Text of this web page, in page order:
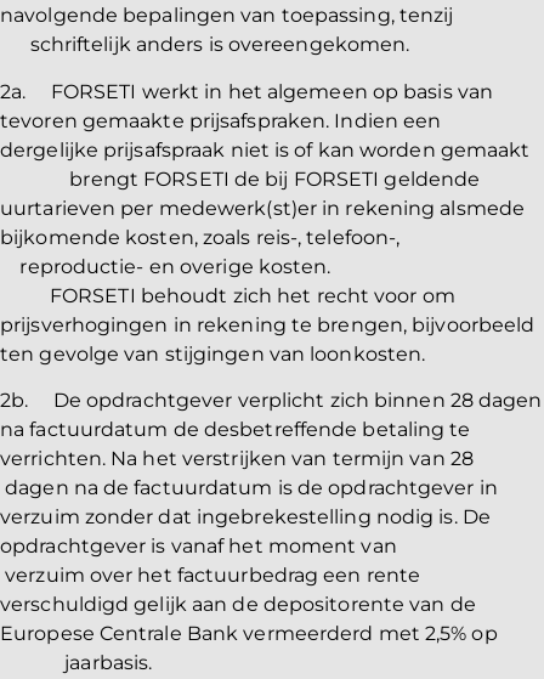
navolgende bepalingen van toepassing, tenzij
schriftelijk anders is overeengekomen.
2a. FORSETI werkt in het algemeen op basis van
tevoren gemaakte prijsafspraken. Indien een
dergelijke prijsafspraak niet is of kan worden gemaakt
brengt FORSETI de bij FORSETI geldende
uurtarieven per medewerk(st)er in rekening alsmede
bijkomende kosten, zoals reis-, telefoon-,
reproductie- en overige kosten.
FORSETI behoudt zich het recht voor om
prijsverhogingen in rekening te brengen, bijvoorbeeld
ten gevolge van stijgingen van loonkosten.
2b. De opdrachtgever verplicht zich binnen 28 dagen
na factuurdatum de desbetreffende betaling te
verrichten. Na het verstrijken van termijn van 28
dagen na de factuurdatum is de opdrachtgever in
verzuim zonder dat ingebrekestelling nodig is. De
opdrachtgever is vanaf het moment van
verzuim over het factuurbedrag een rente
verschuldigd gelijk aan de depositorente van de
Europese Centrale Bank vermeerderd met 2,5% op
jaarbasis.